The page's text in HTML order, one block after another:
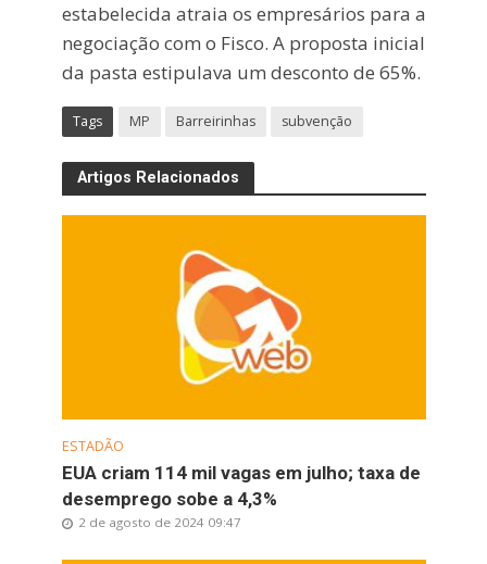
estabelecida atraia os empresários para a
negociação com o Fisco. A proposta inicial
da pasta estipulava um desconto de 65%.
Tags MP Barreirinhas subvenção
Artigos Relacionados
ESTADÃO
EUA criam 114 mil vagas em julho; taxa de
desemprego sobe a 4,3%
2 de agosto de 2024 09:47